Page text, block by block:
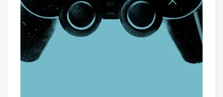
EN NL DE